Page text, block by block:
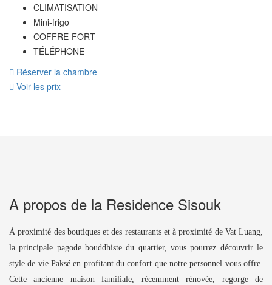
CLIMATISATION
Mini-frigo
COFFRE-FORT
TÉLÉPHONE
Réserver la chambre
Voir les prix
A propos de la Residence Sisouk
À proximité des boutiques et des restaurants et à proximité de Vat Luang,
la principale pagode bouddhiste du quartier, vous pourrez découvrir le
style de vie Paksé en profitant du confort que notre personnel vous offre.
Cette ancienne maison familiale, récemment rénovée, regorge de